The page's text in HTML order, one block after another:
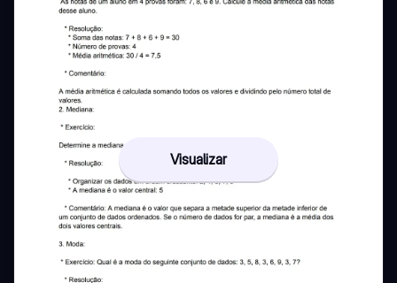
Visualizar